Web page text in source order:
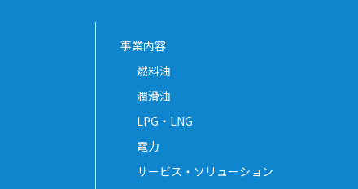
事業内容
燃料油
潤滑油
LPG・LNG
電力
サービス・ソリューション